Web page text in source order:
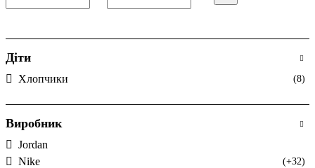
Діти
Хлопчики (8)
Виробник
Jordan
Nike
(+32)